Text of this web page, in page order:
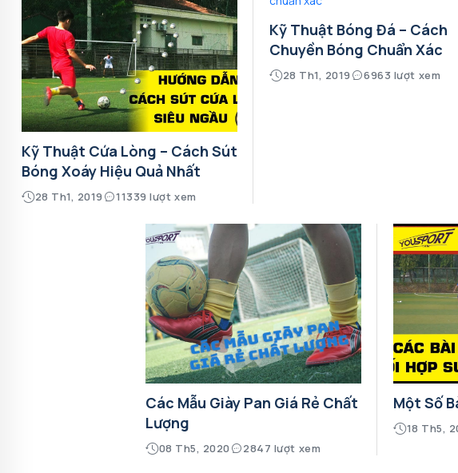
Kỹ Thuật Cứa Lòng – Cách Sút
Bóng Xoáy Hiệu Quả Nhất
28 Th1, 2019 11339 lượt xem
Kỹ Thuật Bóng Đá – Cách
Chuyền Bóng Chuẩn Xác
28 Th1, 2019 6963 lượt xem
Các Mẫu Giày Pan Giá Rẻ Chất
Lượng
08 Th5, 2020 2847 lượt xem
Một Số
18 Th5,